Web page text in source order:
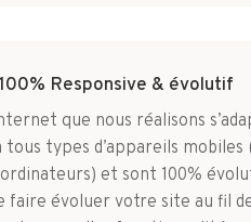
Responsive & évolutif
que nous réalisons
types d’appareils mobiles
et sont 100%
faire évoluer votre site au fil